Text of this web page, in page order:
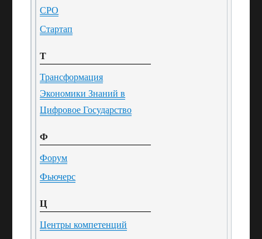
СРО
Стартап
Т
Трансформация
Экономики Знаний в
Цифровое Государство
Ф
Форум
Фьючерс
Ц
Центры компетенций